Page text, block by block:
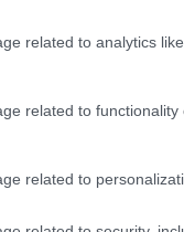
related to analytics
related to functionality
related to